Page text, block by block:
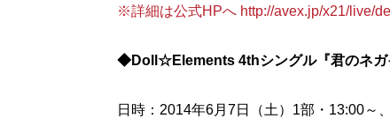
※詳細は公式HPへ http://avex.jp/x21/live/
◆Doll☆Elements 4thシングル『君のネガ
日時：2014年6月7日（土）1部・13:00～